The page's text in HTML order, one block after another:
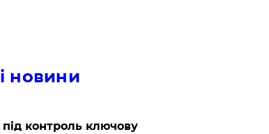
новини
контроль ключову